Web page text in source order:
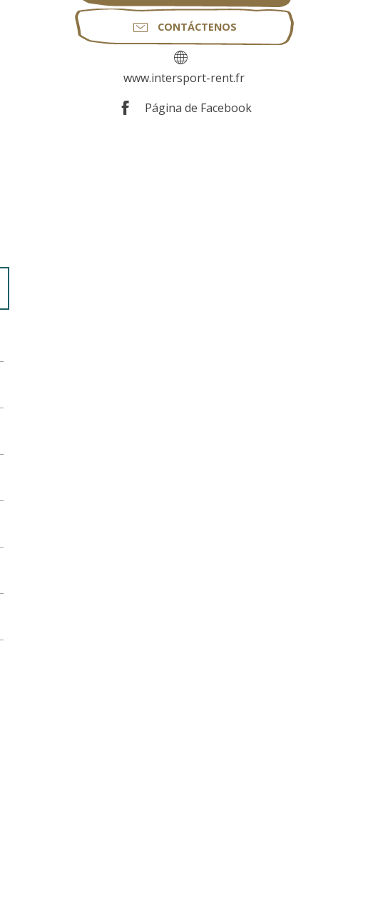
CONTÁCTENOS
www.intersport-rent.fr
Página de Facebook